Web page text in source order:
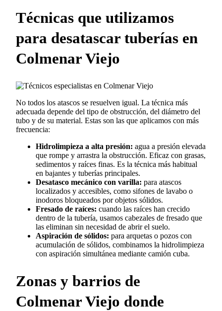
Técnicas que utilizamos
para desatascar tuberías en
Colmenar Viejo
No todos los atascos se resuelven igual. La técnica más
adecuada depende del tipo de obstrucción, del diámetro del
tubo y de su material. Estas son las que aplicamos con más
frecuencia:
Hidrolimpieza a alta presión: agua a presión elevada
que rompe y arrastra la obstrucción. Eficaz con grasas,
sedimentos y raíces finas. Es la técnica más habitual
en bajantes y tuberías principales.
Desatasco mecánico con varilla: para atascos
localizados y accesibles, como sifones de lavabo o
inodoros bloqueados por objetos sólidos.
Fresado de raíces: cuando las raíces han crecido
dentro de la tubería, usamos cabezales de fresado que
las eliminan sin necesidad de abrir el suelo.
Aspiración de sólidos: para arquetas o pozos con
acumulación de sólidos, combinamos la hidrolimpieza
con aspiración simultánea mediante camión cuba.
Zonas y barrios de
Colmenar Viejo donde